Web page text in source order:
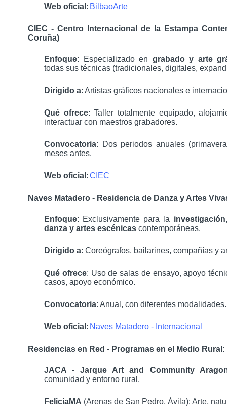
Web oficial : BilbaoArte
CIEC - Centro Internacional de la Estampa
Coruña)
Enfoque: Especializado en grabado y arte
todas sus técnicas (tradicionales, digitales,
Dirigido a: Artistas gráficos nacionales e
Qué ofrece: Taller totalmente equipado,
interactuar con maestros grabadores.
Convocatoria: Dos periodos anuales
meses antes.
Web oficial :CIEC
Naves Matadero - Residencia de Danza y Artes
Enfoque: Exclusivamente para la
danza y artes escénicas contemporáneas.
Dirigido a: Coreógrafos, bailarines, compañías y
Qué ofrece: Uso de salas de ensayo, apoyo
casos, apoyo económico.
Convocatoria: Anual, con diferentes modalidades.
Web oficial : Naves Matadero - Internacional
Residencias en Red - Programas en el Medio Rural :
JACA - Jarque Art and Community
comunidad y entorno rural.
FeliciaMA (Arenas de San Pedro, Ávila): Arte,